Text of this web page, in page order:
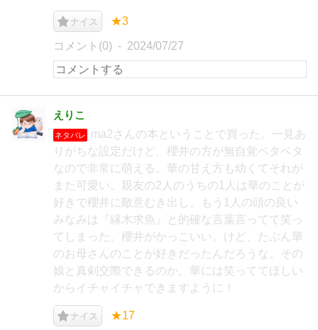
ナイス ★3
コメント(0) 2024/07/27
えりこ
ネタバレ
ma2さんの本ということで買った。一見あ
りがちな設定だけど、櫻井の方が無自覚ベタベタ
なので非常に萌える。華の甘え方も幼くてそれが
また可愛い。親友の2人のうちの1人は華のことが
好きで櫻井に敵意むき出し。もう1人の頭の良い
みなみは『縁木求魚』と的確な言葉言ってて笑っ
てしまった。櫻井がかっこいい。けど、たぶん華
のお母さんのことが好きだったんだろうな。その
娘と真剣交際できるのか。華には笑っててほしい
からイチャイチャできますように！
ナイス ★17